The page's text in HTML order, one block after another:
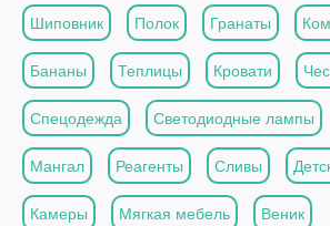
Шиповник Полок Гранаты
Бананы Теплицы Кровати
Спецодежда Светодиодные лампы
Мангал Реагенты Сливы
Камеры Мягкая мебель Веник